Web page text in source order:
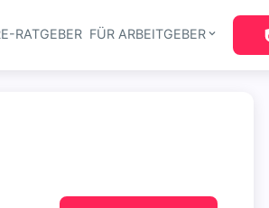
RATGEBER FÜR ARBEITGEBER